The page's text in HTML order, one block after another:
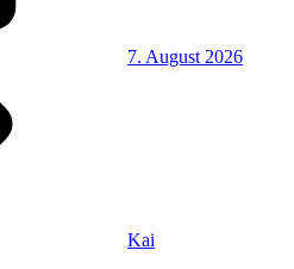
7. August 2026
Kai